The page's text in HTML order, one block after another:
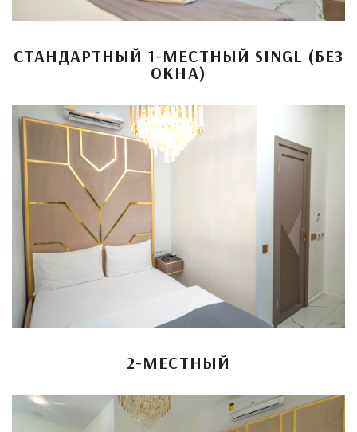
СТАНДАРТНЫЙ 1-МЕСТНЫЙ SINGL (БЕЗ
ОКНА)
2-МЕСТНЫЙ